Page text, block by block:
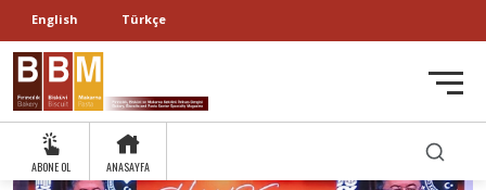
English Türkçe
ABONE OL ANASAYFA